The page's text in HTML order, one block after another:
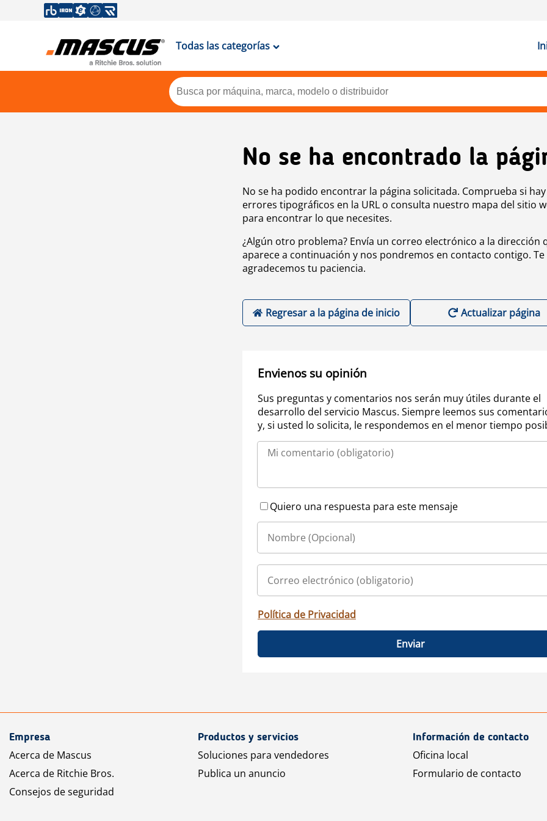
Todas las categorías
No se ha encontrado la
No se ha podido encontrar la página solicitada. Comprueba si hay
errores tipográficos en la URL o consulta nuestro mapa del sitio
para encontrar lo que necesites.
¿Algún otro problema? Envía un correo electrónico a la dirección
aparece a continuación y nos pondremos en contacto contigo. Te
agradecemos tu paciencia.
Regresar a la página de inicio Actualizar página
Envienos su opinión
Sus preguntas y comentarios nos serán muy útiles durante el
desarrollo del servicio Mascus. Siempre leemos sus
y, si usted lo solicita, le respondemos en el menor tiempo
Quiero una respuesta para este mensaje
Política de Privacidad
Enviar
Empresa
Acerca de Mascus
Acerca de Ritchie Bros.
Consejos de seguridad
Productos y servicios
Soluciones para vendedores
Publica un anuncio
Información de contacto
Oficina local
Formulario de contacto